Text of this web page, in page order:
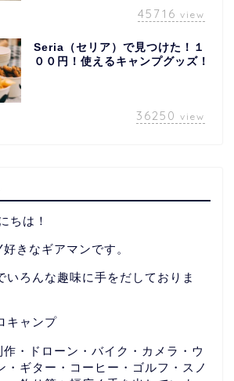
45716 view
Seria（セリア）で見つけた！１
００円！使えるキャンプグッズ！
36250 view
ちは！
きなギアマンです。
いろんな趣味に手をだしておりま
キャンプ
・ドローン・バイク・カメラ・ウ
・ギター・コーヒー・ゴルフ・スノ